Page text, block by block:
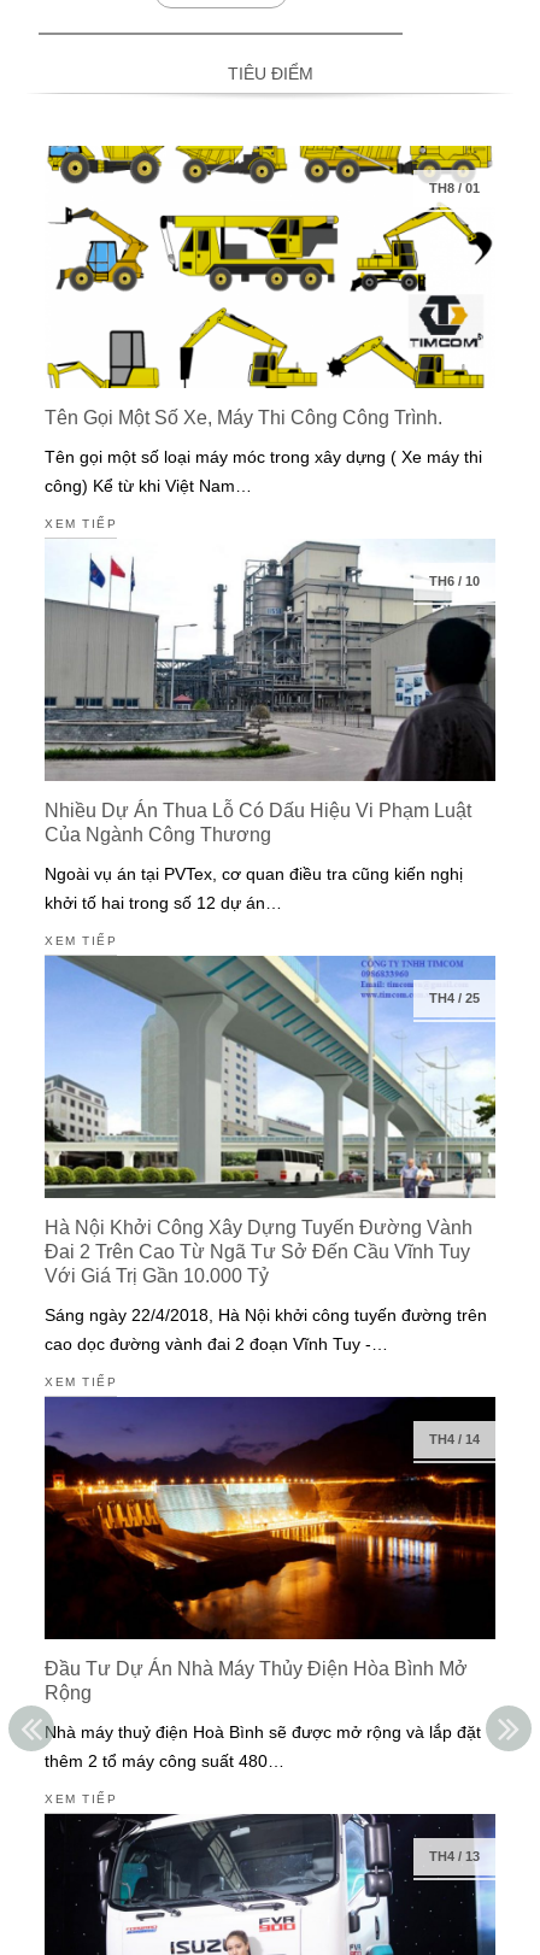
TIÊU ĐIỂM
TH8/01
Tên Gọi Một Số Xe, Máy Thi Công Công Trình.
Tên gọi một số loại máy móc trong xây dựng ( Xe máy thi
công) Kể từ khi Việt Nam…
XEM TIẾP
TH6/ 10
Nhiều Dự Án Thua Lỗ Có Dấu Hiệu Vi Phạm Luật
Của Ngành Công Thương
Ngoài vụ án tại PVTex, cơ quan điều tra cũng kiến nghị
khởi tố hai trong số 12 dự án…
XEM TIẾP
TH4/ 25
Hà Nội Khởi Công Xây Dựng Tuyến Đường Vành
Đai 2 Trên Cao Từ Ngã Tư Sở Đến Cầu Vĩnh Tuy
Với Giá Trị Gần 10.000 Tỷ
Sáng ngày 22/4/2018, Hà Nội khởi công tuyến đường trên
cao dọc đường vành đai 2 đoạn Vĩnh Tuy -…
XEM TIẾP
TH4/ 14
Đầu Tư Dự Án Nhà Máy Thủy Điện Hòa Bình Mở
Rộng
Nhà máy thuỷ điện Hoà Bình sẽ được mở rộng và lắp đặt
thêm 2 tổ máy công suất 480…
XEM TIẾP
TH4/ 13